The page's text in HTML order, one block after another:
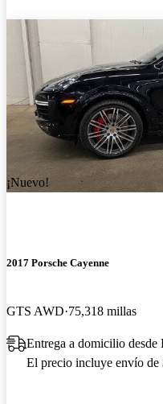
¡Nuevo!
2017 Porsche Cayenne
GTS AWD 75,318 millas
Entrega a domicilio desde
El precio incluye envío de